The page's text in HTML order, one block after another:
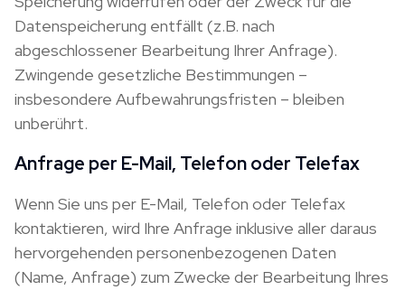
Datenspeicherung entfällt (z.B. nach
abgeschlossener Bearbeitung Ihrer Anfrage).
Zwingende gesetzliche Bestimmungen –
insbesondere Aufbewahrungsfristen – bleiben
unberührt.
Anfrage per E-Mail, Telefon oder Telefax
Wenn Sie uns per E-Mail, Telefon oder Telefax
kontaktieren, wird Ihre Anfrage inklusive aller daraus
hervorgehenden personenbezogenen Daten
(Name, Anfrage) zum Zwecke der Bearbeitung Ihres